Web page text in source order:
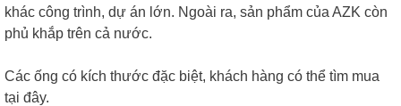
khác công trình, dự án lớn. Ngoài ra, sản phẩm của AZK còn
phủ khắp trên cả nước.
Các ống có kích thước đặc biệt, khách hàng có thể tìm mua
tại đây.